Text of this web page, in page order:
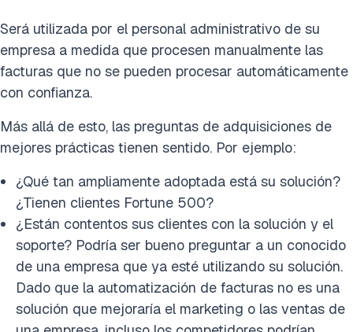
Será utilizada por el personal administrativo de su
empresa a medida que procesen manualmente las
facturas que no se pueden procesar automáticamente
con confianza.
Más allá de esto, las preguntas de adquisiciones de
mejores prácticas tienen sentido. Por ejemplo:
¿Qué tan ampliamente adoptada está su solución?
¿Tienen clientes Fortune 500?
¿Están contentos sus clientes con la solución y el
soporte? Podría ser bueno preguntar a un conocido
de una empresa que ya esté utilizando su solución.
Dado que la automatización de facturas no es una
solución que mejoraría el marketing o las ventas de